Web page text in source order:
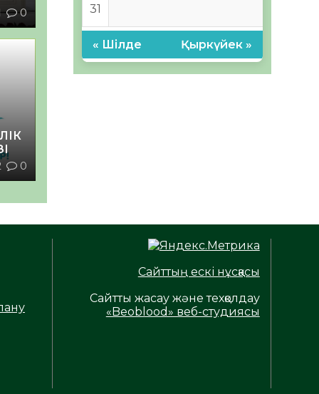
0
0
31
« Шілде Қыркүйек »
Сайттың ескі нұсқасы
Сайтты жасау және техқолдау
«Beoblood» веб-студиясы